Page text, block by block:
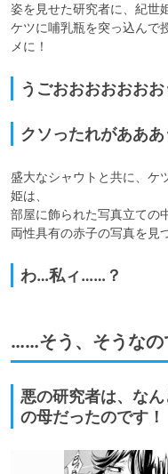
姿を見せた研究者に、紀
ケツに哺乳瓶を突っ込んで
メに！
うごおおおおおおお
クソったれがああ
盛大なシャウトと共に、ケ
姫は、
部屋に飾られた写真立ての
両性具有の赤子の写真を見
わ…私ィ……？
……そう、そうなの
悪の研究者は、な
の母だったのです！